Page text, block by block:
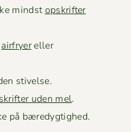
mindstopskrifter
air­fry­ereller
stivelse.
uden mel.
på bæredygtighed.